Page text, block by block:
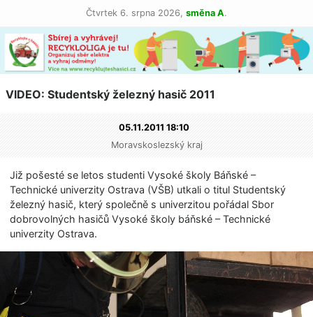
Čtvrtek 6. srpna 2026, směna A.
VIDEO: Studentský železný hasič 2011
05.11.2011 18:10
Moravskoslezský kraj
Již pošesté se letos studenti Vysoké školy Báňské –
Technické univerzity Ostrava (VŠB) utkali o titul Studentský
železný hasič, který společně s univerzitou pořádal Sbor
dobrovolných hasičů Vysoké školy báňské – Technické
univerzity Ostrava.